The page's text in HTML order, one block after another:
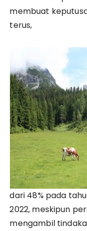
membuat
terus,
dari 48% pada
2022, meskipun
mengambil